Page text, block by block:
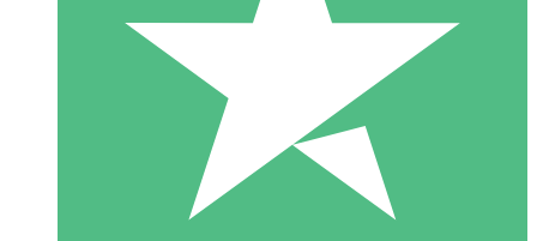
Paga según el uso con créditos de descarga. Sin compromiso
10 00